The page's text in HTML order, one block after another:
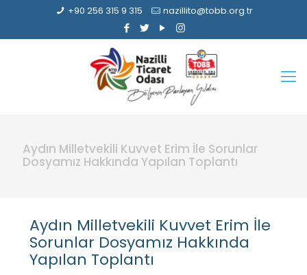
+90 256 315 9 315 nazillito@tobb.org.tr
Aydın Milletvekili Kuvvet Erim İle Sorunlar
Dosyamız Hakkında Yapılan Toplantı
Aydın Milletvekili Kuvvet Erim İle
Sorunlar Dosyamız Hakkında
Yapılan Toplantı